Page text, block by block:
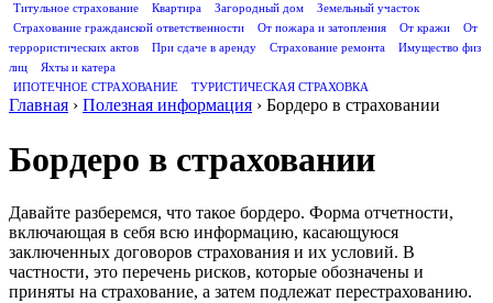
Титульное страхование
Квартира Загородный дом
Земельный участок
Страхование гражданской ответственности
От пожара и затопления От кражи
От
террористических актов
При сдаче в аренду Страхование ремонта
Имущество физ
лиц
Яхты и катера
ИПОТЕЧНОЕ СТРАХОВАНИЕ
ТУРИСТИЧЕСКАЯ СТРАХОВКА
Главная › Полезная информация › Бордеро в страховании
Бордеро в страховании
Давайте разберемся, что такое бордеро. Форма отчетности,
включающая в себя всю информацию, касающуюся
заключенных договоров страхования и их условий. В
частности, это перечень рисков, которые обозначены и
приняты на страхование, а затем подлежат перестрахованию.